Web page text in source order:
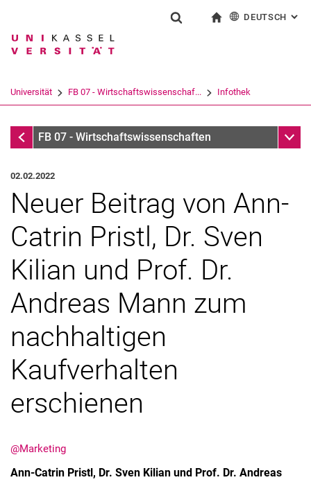
Springe direkt zu: Inhalt
Springe direkt zu: Suche
Springe direkt zu:
Suchbegriff
Suchen (öffnet externen Link in einem
DEUTSCH :
Universität FB 07 - Wirtschaftswissenschaf... Infothek
InfothekFB 07 - Wirtschaftswissenschaften
Aktuelles
02.02.2022
Neuer Beitrag von Ann-
Catrin Pristl, Dr. Sven
Kilian und Prof. Dr.
Andreas Mann zum
nachhaltigen
Kaufverhalten
erschienen
@Marketing
Ann-Catrin Pristl, Dr. Sven Kilian und Prof. Dr. Andreas